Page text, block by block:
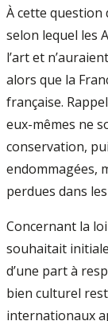
À cette question
selon lequel les
l’art et
alors que la
française.
eux-mêmes ne
conservation,
endommagées,
perdues dans
Concernant la
souhaitait
d’une part à
bien culturel
internationaux